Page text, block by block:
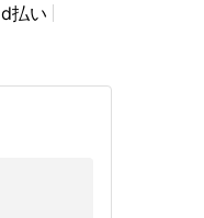
d払い